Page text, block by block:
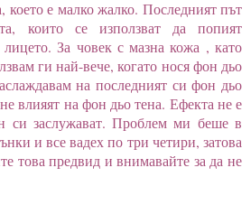
което е малко жалко. Последният път
които се използват да попият
За човек с мазна кожа , като
ги най-вече, когато нося фон дьо
на последният си фон дьо
влияят на фон дьо тена. Ефекта не е
си заслужават. Проблем ми беше в
и все вадех по три четири, затова
това предвид и внимавайте за да не